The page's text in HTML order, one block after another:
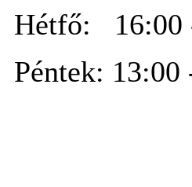
Hétfő: 16:00
Péntek: 13:00